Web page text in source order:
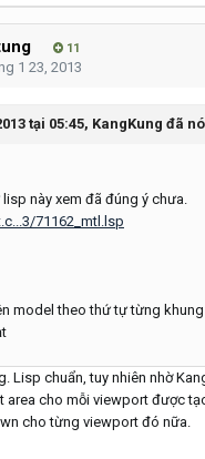
11
1 23, 2013
tại 05:45, KangKung đã
này xem đã đúng ý chưa.
71162_mtl.lsp
model theo thứ tự từng
Lisp chuẩn, tuy nhiên nhờ
area cho mỗi viewport được
cho từng viewport đó nữa.